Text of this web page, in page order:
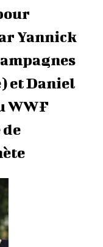
Yannick
et Daniel
WWF